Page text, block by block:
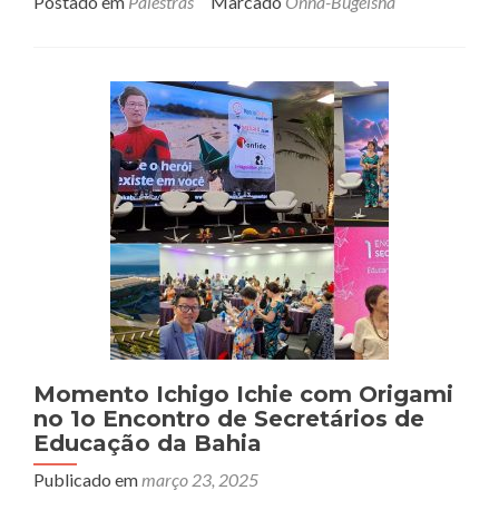
about
Samurai
que
existe
em
você
Momento Ichigo Ichie com Origami
no 1o Encontro de Secretários de
Educação da Bahia
Publicado emmarço 23, 2025